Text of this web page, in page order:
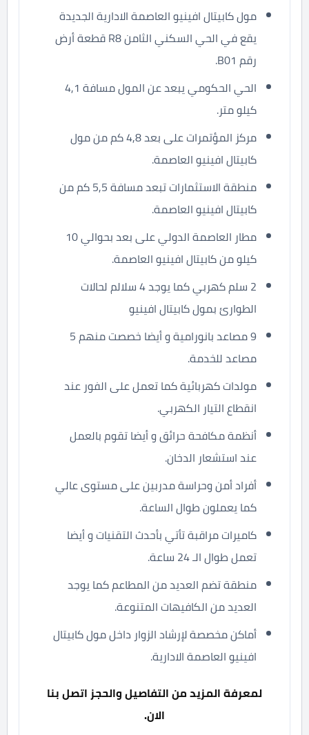
مول كابيتال افينيو العاصمة الادارية الجديدة
يقع في الحي السكني الثامن R8 قطعة أرض
رقم B01.
الحي الحكومي يبعد عن المول مسافة 4,1
كيلو متر.
مركز المؤتمرات على بعد 4,8 كم من مول
كابيتال افينيو العاصمة.
منطقة الاستثمارات تبعد مسافة 5,5 كم من
كابيتال افينيو العاصمة.
مطار العاصمة الدولي على بعد بحوالي 10
كيلو من كابيتال افينيو العاصمة.
2 سلم كهربي كما يوجد 4 سلالم لحالات
الطوارئ بمول كابيتال افينيو
9 مصاعد بانورامية و أيضا خصصت منهم 5
مصاعد للخدمة.
مولدات كهربائية كما تعمل على الفور عند
انقطاع التيار الكهربي.
أنظمة مكافحة حرائق و أيضا تقوم بالعمل
عند استشعار الدخان.
أفراد أمن وحراسة مدربين على مستوى عالي
كما يعملون طوال الساعة.
كاميرات مراقبة تأتي بأحدث التقنيات و أيضا
تعمل طوال الـ 24 ساعة.
منطقة تضم العديد من المطاعم كما يوجد
العديد من الكافيهات المتنوعة.
أماكن مخصصة لإرشاد الزوار داخل مول كابيتال
افينيو العاصمة الادارية.
لمعرفة المزيد من التفاصيل والحجز اتصل بنا
الان.